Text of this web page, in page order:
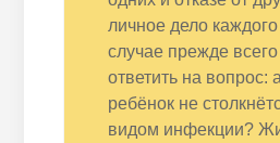
личное дело
случае прежде всего
ответить на вопрос:
ребёнок не
видом инфекции?